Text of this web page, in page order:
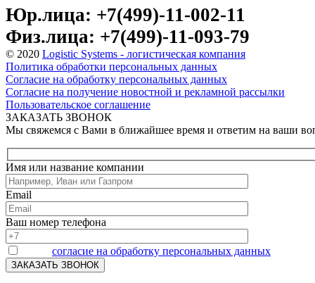
Юр.лица: +7(499)-11-002-11
Физ.лица: +7(499)-11-093-79
© 2020 Logistic Systems - логистическая компания
Политика обработки персональных данных
Согласие на обработку персональных данных
Согласие на получение новостной и рекламной рассылки
Пользовательское соглашение
ЗАКАЗАТЬ ЗВОНОК
Мы свяжемся с Вами в ближайшее время и ответим на ваши
Имя или название компании
Email
Ваш номер телефона
согласие на обработку персональных данных